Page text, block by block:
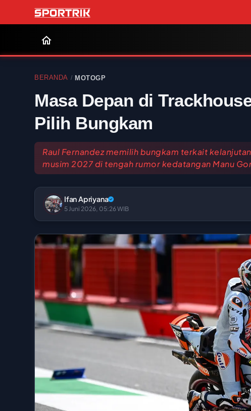
BERANDA / MOTOGP
Masa Depan di
Pilih Bungkam
Raul Fernandez memilih bungkam terkait
musim 2027 di tengah rumor kedatangan Manu
Ifan Apriyana
5 Juni 2026, 05:26 WIB